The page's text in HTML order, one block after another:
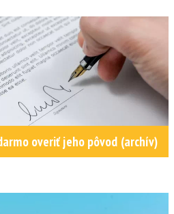
overiť jeho pôvod (archív)